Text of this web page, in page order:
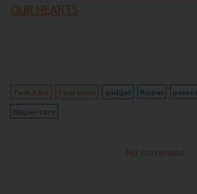
OUR HEARTS
Tech & Biz Corp Innov gadget flipper
flipper-zero
No comment